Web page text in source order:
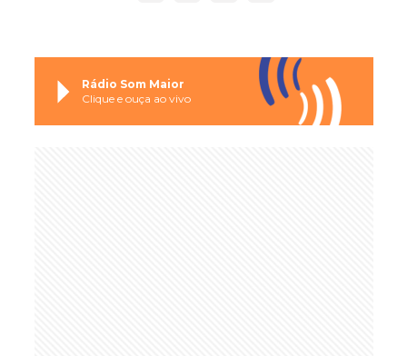
Rádio Som Maior
Clique e ouça ao vivo